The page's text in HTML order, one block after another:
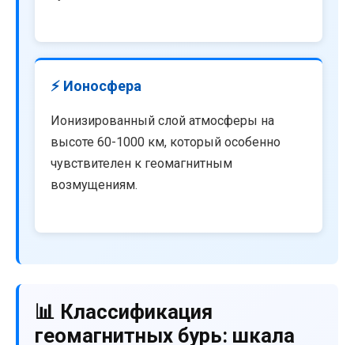
⚡ Ионосфера
Ионизированный слой атмосферы на
высоте 60-1000 км, который особенно
чувствителен к геомагнитным
возмущениям.
📊 Классификация
геомагнитных бурь: шкала